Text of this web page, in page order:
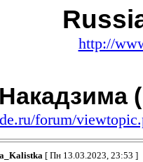
http://
forum/
[ Пн 13.03.2023, 23:53 ]